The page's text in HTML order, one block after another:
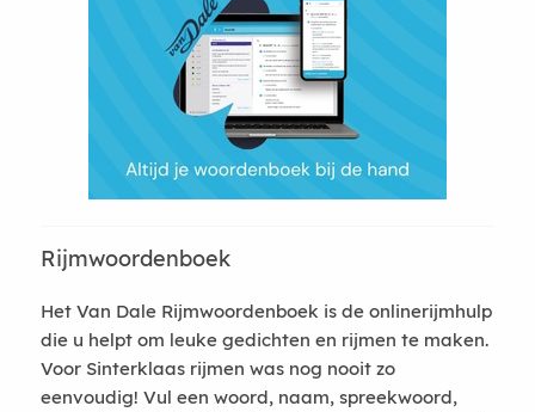
Rijmwoordenboek
Het Van Dale Rijmwoordenboek is de onlinerijmhulp
die u helpt om leuke gedichten en rijmen te maken.
Voor Sinterklaas rijmen was nog nooit zo
eenvoudig! Vul een woord, naam, spreekwoord,